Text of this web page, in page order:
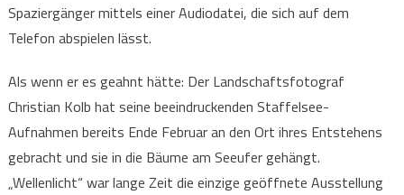
Spaziergänger mittels einer Audiodatei, die sich auf dem
Telefon abspielen lässt.
Als wenn er es geahnt hätte: Der Landschaftsfotograf
Christian Kolb hat seine beeindruckenden Staffelsee-
Aufnahmen bereits Ende Februar an den Ort ihres Entstehens
gebracht und sie in die Bäume am Seeufer gehängt.
„Wellenlicht“ war lange Zeit die einzige geöffnete Ausstellung